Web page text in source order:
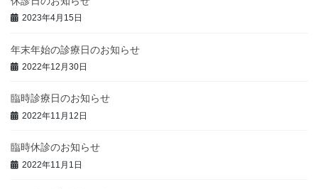
2023年4月15日
年末年始の診療日のお知らせ
2022年12月30日
臨時診療日のお知らせ
2022年11月12日
臨時休診のお知らせ
2022年11月1日